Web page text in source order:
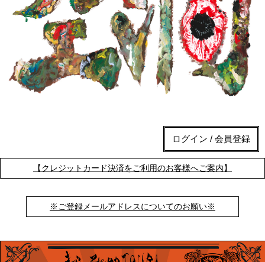
ログイン / 会員登録
【クレジットカード決済をご利用のお客様へご案内】
※ご登録メールアドレスについてのお願い※